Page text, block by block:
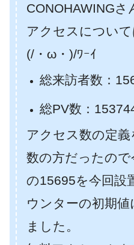
CONOHAWINGさ
アクセスについて
(/・ω・)/ﾜｰｲ
総来訪者数：
総PV数：
アクセス数の定
数の方だったので
の15695を今回設
ウンターの初期値
ました。